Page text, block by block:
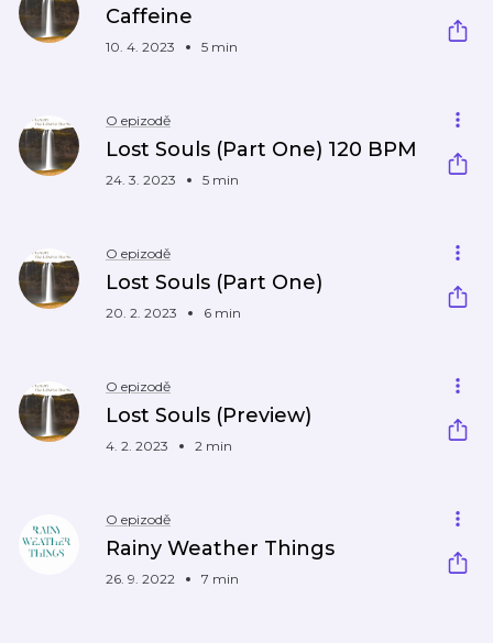
Caffeine
10. 4. 2023 5 min
O epizodě
Lost Souls (Part One) 120 BPM
24. 3. 2023 5 min
O epizodě
Lost Souls (Part One)
20. 2. 2023 6 min
O epizodě
Lost Souls (Preview)
4. 2. 2023 2 min
O epizodě
Rainy Weather Things
26. 9. 2022 7 min